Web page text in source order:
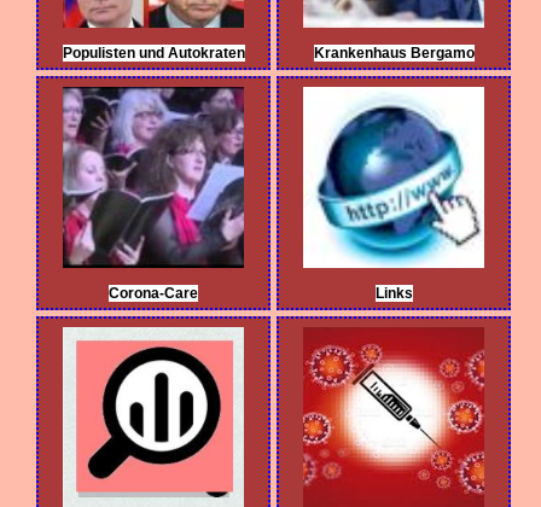
Populisten und Autokraten Krankenhaus Bergamo
Corona-Care Links